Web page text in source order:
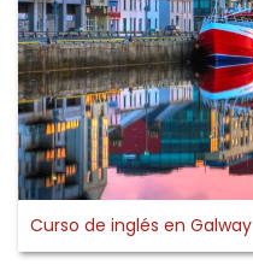
Curso de inglés en Galway